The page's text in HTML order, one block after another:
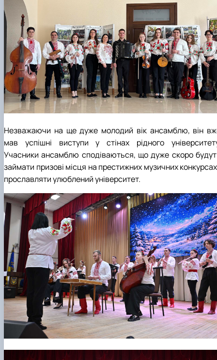
Незважаючи на ще дуже молодий вік ансамблю, він
мав успішні виступи у стінах рідного
Учасники ансамблю сподіваються, що дуже скоро
займати призові місця на престижних музичних конкурсах
прославляти улюблений університет.